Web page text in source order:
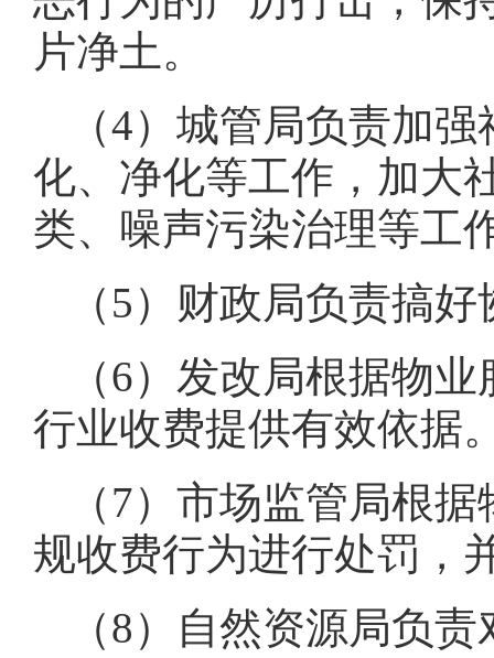
片净土。
（4）城管局负责加
化、净化等工作，加大
类、噪声污染治理等工
（5）财政局负责搞
（6）发改局根据物
行业收费提供有效依据
（7）市场监管局根
规收费行为进行处罚，
（8）自然资源局负